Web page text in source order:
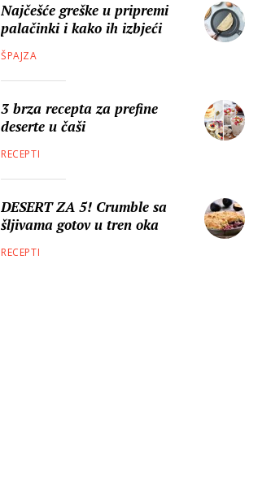
Najčešće greške u pripremi
palačinki i kako ih izbjeći
ŠPAJZA
3 brza recepta za prefine
deserte u čaši
RECEPTI
DESERT ZA 5! Crumble sa
šljivama gotov u tren oka
RECEPTI